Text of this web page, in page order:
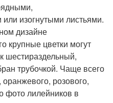
изогнутыми листьями.
дизайне
крупные цветки могут
шестираздельный,
трубочкой. Чаще всего
розового,
фото лилейников в